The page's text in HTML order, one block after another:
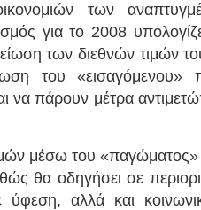
των
για το 2008
των διεθνών τιμών
του «εισαγόμενου»
να πάρουν μέτρα
μέσω του «παγώματος»
θα οδηγήσει σε
αλλά και